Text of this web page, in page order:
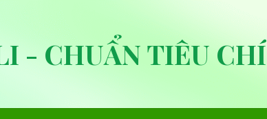
- CHUẨN TIÊU CHÍ